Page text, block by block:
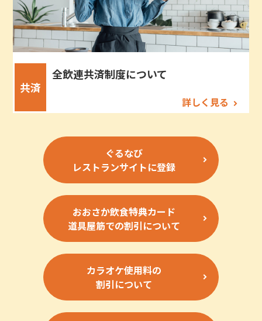
共済
全飲連共済制度について
詳しく見る
ぐるなび
レストランサイトに登録
おおさか飲食特典カード
道具屋筋での割引について
カラオケ使用料の
割引について